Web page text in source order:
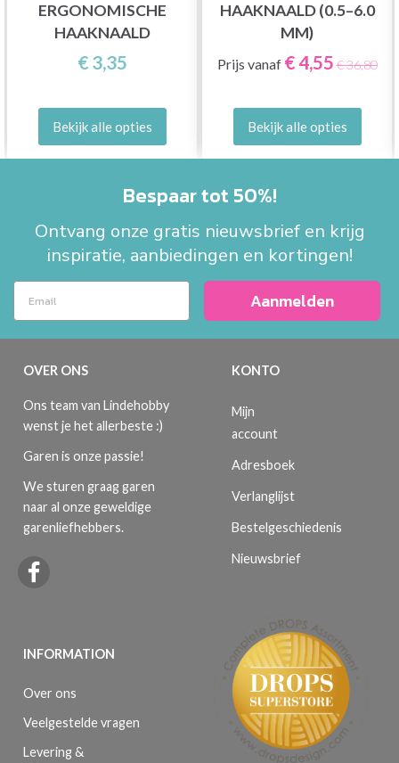
ERGONOMISCHE
HAAKNAALD
€ 3,35
Bekijk alle opties
HAAKNAALD (0.5–6.0
MM)
Prijs vanaf € 4,55 € 36,80
Bekijk alle opties
Bespaar tot 50%!
Ontvang onze gratis nieuwsbrief en krijg
inspiratie, aanbiedingen en kortingen!
Aanmelden
OVER ONS
Ons team van Lindehobby
wenst je het allerbeste :)
Garen is onze passie!
We sturen graag garen
naar al onze geweldige
garenliefhebbers.
INFORMATION
Over ons
Veelgestelde vragen
Levering &
KONTO
Mijn
account
Adresboek
Verlanglijst
Bestelgeschiedenis
Nieuwsbrief